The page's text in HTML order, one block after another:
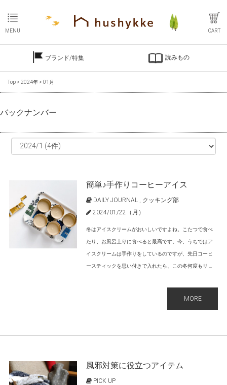
MENU CART
ブランド/特集 読みもの
Top > 2024年 > 01月
バックナンバー
簡単♪手作りコーヒーアイス
DAILY JOURNAL , クッキング部
2024/01/22（月）
冬はアイスクリームがおいしいですよね。こたつで食べ
たり、お風呂上りに食べると最高です。今、うちではア
イスクリームは手作りをしているのですが、先日コーヒ
ースティックを思い付きで入れたら、この冬何度もリ ...
MORE
風邪対策に役立つアイテム
PICK UP